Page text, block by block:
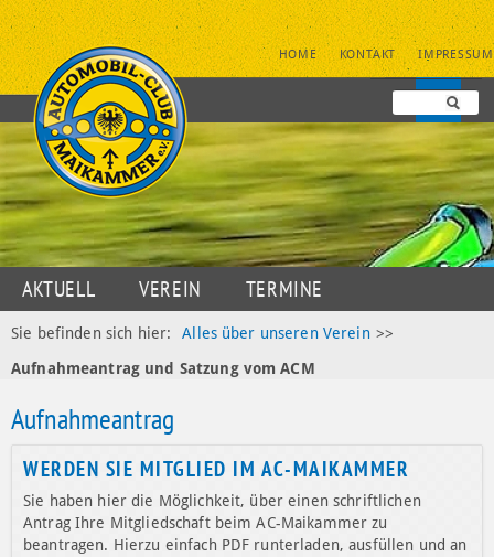
NAVIGATION
ÜBERSPRINGEN
HOME KONTAKT IMPRESSUM
NAVIGATION
ÜBERSPRINGEN
AKTUELL VEREIN
TERMINE
JUGENDSPORT
MOTORSPORT
OLDTIMER
DATENSCHUTZ
Sie befinden sich hier: Alles über unseren Verein >>
Aufnahmeantrag und Satzung vom ACM
Aufnahmeantrag
WERDEN SIE MITGLIED IM AC-MAIKAMMER
Sie haben hier die Möglichkeit, über einen schriftlichen
Antrag Ihre Mitgliedschaft beim AC-Maikammer zu
beantragen. Hierzu einfach PDF runterladen, ausfüllen und an